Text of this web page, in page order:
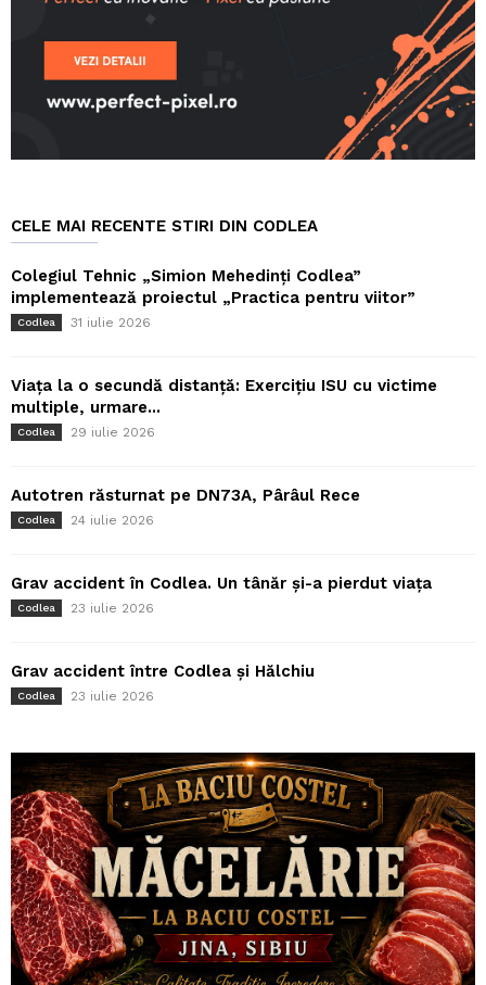
CELE MAI RECENTE STIRI DIN CODLEA
Colegiul Tehnic „Simion Mehedinți Codlea”
implementează proiectul „Practica pentru viitor”
Codlea 31 iulie 2026
Viața la o secundă distanță: Exercițiu ISU cu victime
multiple, urmare...
Codlea 29 iulie 2026
Autotren răsturnat pe DN73A, Pârâul Rece
Codlea 24 iulie 2026
Grav accident în Codlea. Un tânăr și-a pierdut viața
Codlea 23 iulie 2026
Grav accident între Codlea și Hălchiu
Codlea 23 iulie 2026